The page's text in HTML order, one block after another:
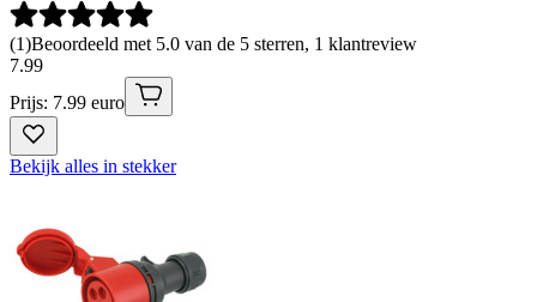
(1)Beoordeeld met 5.0 van de 5 sterren, 1 klantreview
7.99
Prijs: 7.99 euro
Bekijk alles in stekker